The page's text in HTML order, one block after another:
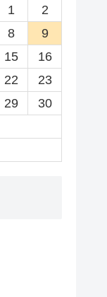
1
2
8
9
15
16
22
23
29
30